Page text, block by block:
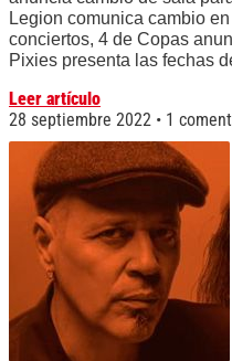
Legion comunica cambio
conciertos, 4 de Copas
Pixies presenta las fechas
Leer artículo
28 septiembre 2022
1